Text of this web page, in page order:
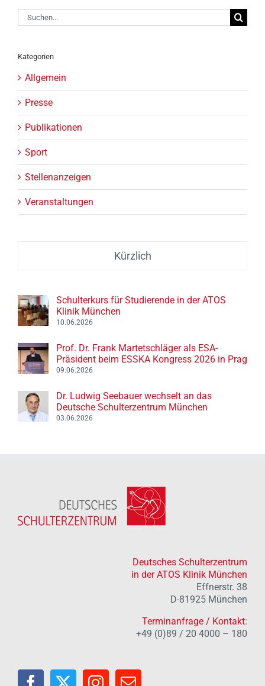
Suche
nach:
Kategorien
Allgemein
Presse
Publikationen
Sport
Stellenanzeigen
Veranstaltungen
Kürzlich
Schulterkurs für Studierende in der ATOS
Klinik München
10.06.2026
Prof. Dr. Frank Martetschläger als ESA-
Präsident beim ESSKA Kongress 2026 in Prag
09.06.2026
Dr. Ludwig Seebauer wechselt an das
Deutsche Schulterzentrum München
03.06.2026
Deutsches Schulterzentrum
in der ATOS Klinik München
Effnerstr. 38
D-81925 München
Terminanfrage / Kontakt:
+49 (0)89 / 20 4000 – 180